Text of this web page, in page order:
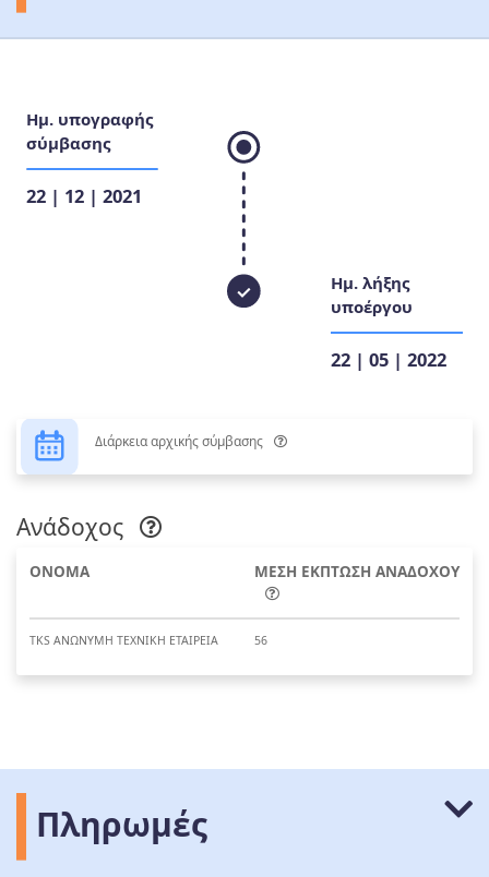
Ημ. υπογραφής
σύμβασης
22 | 12 | 2021
Ημ. λήξης
υποέργου
22 | 05 | 2022
Διάρκεια αρχικής σύμβασης
Ανάδοχος
ΟΝΟΜΑ ΜΕΣΗ ΕΚΠΤΩΣΗ ΑΝΑΔΟΧΟΥ
TKS ΑΝΩΝΥΜΗ ΤΕΧΝΙΚΗ ΕΤΑΙΡΕΙΑ 56
Πληρωμές